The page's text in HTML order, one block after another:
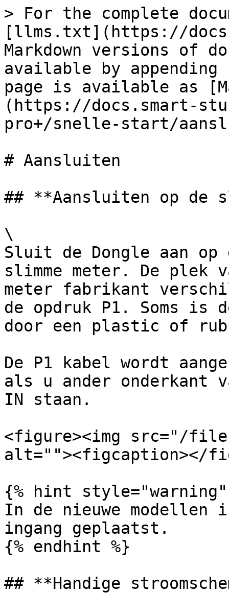
> For the complete
[llms.txt](https://
Markdown versions of
available by
page is available as
(https://docs.smart-
pro+/snelle-start/
# Aansluiten
## **Aansluiten op de
\
Sluit de Dongle aan
slimme meter. De plek
meter fabrikant
de opdruk P1. Soms is
door een plastic of
De P1 kabel wordt
als u ander
IN staan.
<figure><img src="/
alt=""><figcaption></
{% hint style="warning"
In de nieuwe modellen
ingang geplaatst.
{% endhint %}
## **Handige